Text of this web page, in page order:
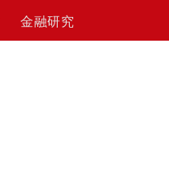
金融研究